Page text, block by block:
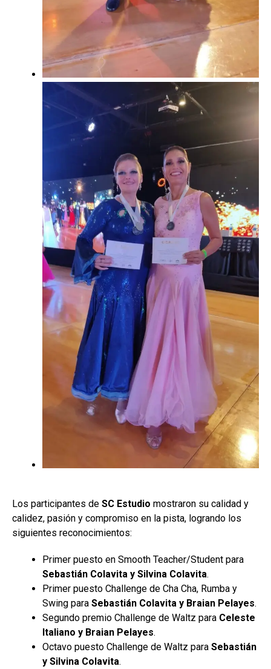
Los participantes de SC Estudio mostraron su calidad y
calidez, pasión y compromiso en la pista, logrando los
siguientes reconocimientos:
Primer puesto en Smooth Teacher/Student para
Sebastián Colavita y Silvina Colavita.
Primer puesto Challenge de Cha Cha, Rumba y
Swing para Sebastián Colavita y Braian Pelayes.
Segundo premio Challenge de Waltz para Celeste
Italiano y Braian Pelayes.
Octavo puesto Challenge de Waltz para Sebastián
y Silvina Colavita.